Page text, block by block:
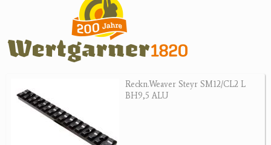
Zubehör
Jagdreviere
Bücher, Videos
Reckn.Weaver Steyr SM12/CL2 L
BH9,5 ALU